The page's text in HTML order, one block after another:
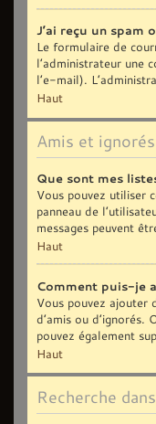
J’ai reçu un spam
Le formulaire de
l’administrateur une
l’e-mail).
Haut
Amis et ignorés
Que sont mes
Vous pouvez utiliser
panneau de
messages peuvent
Haut
Comment puis-je
Vous pouvez ajouter
d’amis ou
pouvez également
Haut
Recherche